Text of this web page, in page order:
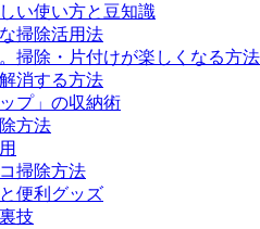
い使い方と豆知識
掃除活用法
掃除・片付けが楽しくなる方法
消する方法
プ」の収納術
方法
掃除方法
便利グッズ
技